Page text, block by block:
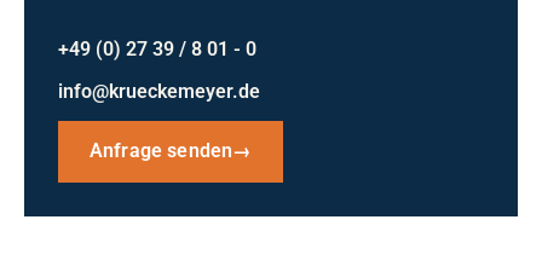
+49 (0) 27 39 / 8 01 - 0
info@krueckemeyer.de
Anfrage senden→